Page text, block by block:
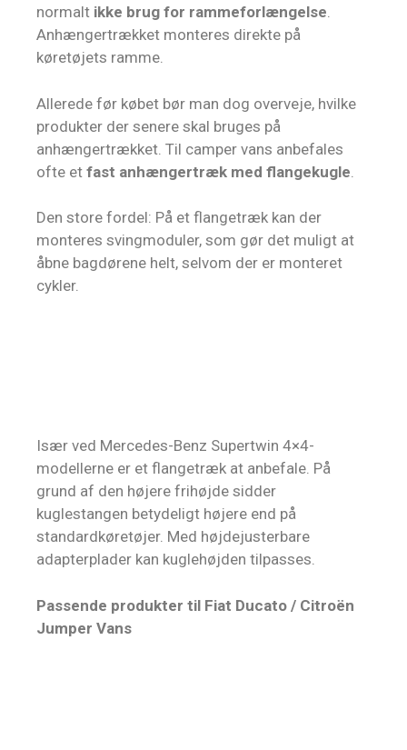
normalt ikke brug for rammeforlængelse.
Anhængertrækket monteres direkte på
køretøjets ramme.
Allerede før købet bør man dog overveje, hvilke
produkter der senere skal bruges på
anhængertrækket. Til camper vans anbefales
ofte et fast anhængertræk med flangekugle
Den store fordel: På et flangetræk kan der
monteres svingmoduler, som gør det muligt at
åbne bagdørene helt, selvom der er monteret
cykler.
Især ved Mercedes-Benz Supertwin 4×4-
modellerne er et flangetræk at anbefale. På
grund af den højere frihøjde sidder
kuglestangen betydeligt højere end på
standardkøretøjer. Med højdejusterbare
adapterplader kan kuglehøjden tilpasses.
Passende produkter til Fiat Ducato / Citroën
Jumper Vans